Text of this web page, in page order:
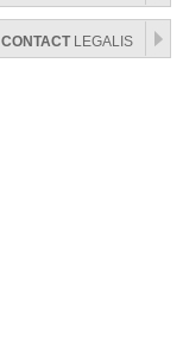
CONTACTLEGALIS